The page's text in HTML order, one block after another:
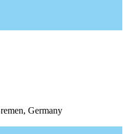
Germany